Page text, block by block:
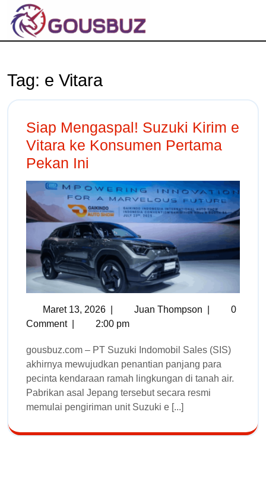
Tag: e Vitara
Siap Mengaspal! Suzuki Kirim e
Vitara ke Konsumen Pertama
Pekan Ini
Maret 13, 2026 Juan Thompson
0
Comment
2:00 pm
gousbuz.com – PT Suzuki Indomobil Sales (SIS)
akhirnya mewujudkan penantian panjang para
pecinta kendaraan ramah lingkungan di tanah air.
Pabrikan asal Jepang tersebut secara resmi
memulai pengiriman unit Suzuki e [...]